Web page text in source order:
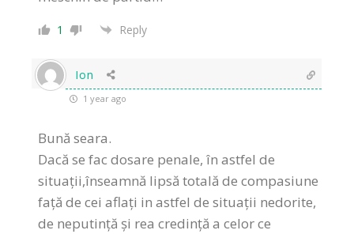
1 Reply
Ion
1 year ago
Bună seara.
Dacă se fac dosare penale, în astfel de
situații,înseamnă lipsă totală de compasiune
față de cei aflați in astfel de situații nedorite,
de neputință și rea credință a celor ce